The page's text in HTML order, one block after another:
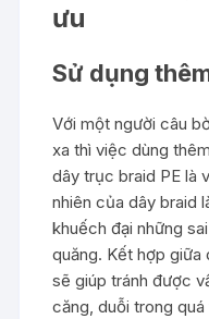
ưu
Sử dụng
Với một người câu
xa thì việc dùng
dây trục braid PE là
nhiên của dây braid
khuếch đại những
quăng. Kết hợp giữa
sẽ giúp tránh được
căng, duỗi trong quá